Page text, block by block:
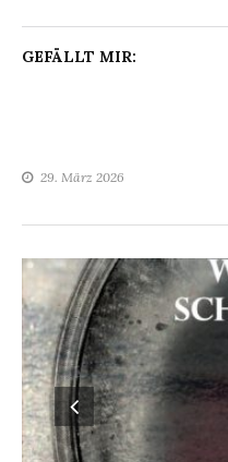
GEFÄLLT MIR:
29. März 2026